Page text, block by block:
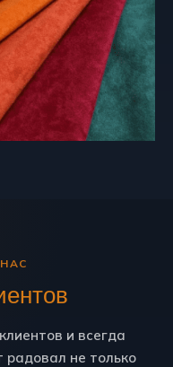
и всегда
радовал не только